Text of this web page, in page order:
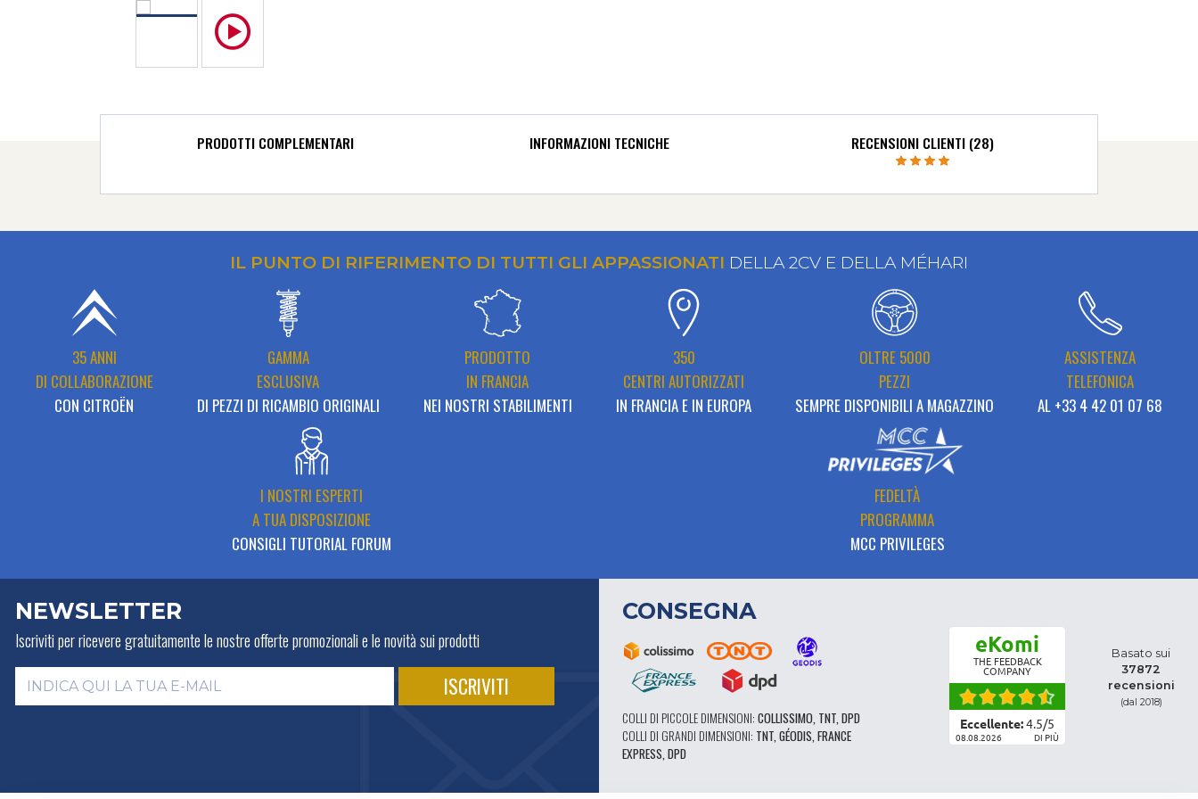
PRODOTTI COMPLEMENTARI INFORMAZIONI TECNICHE RECENSIONI CLIENTI (28)
IL PUNTO DI RIFERIMENTO DI TUTTI GLI APPASSIONATI DELLA 2CV E DELLA MÉHARI
35 ANNI
DI COLLABORAZIONE
CON CITROËN
GAMMA
ESCLUSIVA
DI PEZZI DI RICAMBIO ORIGINALI
PRODOTTO
IN FRANCIA
NEI NOSTRI STABILIMENTI
350
CENTRI AUTORIZZATI
IN FRANCIA E IN EUROPA
OLTRE 5000
PEZZI
SEMPRE DISPONIBILI A MAGAZZINO
ASSISTENZA
TELEFONICA
AL +33 4 42 01 07 68
I NOSTRI ESPERTI
A TUA DISPOSIZIONE
CONSIGLI TUTORIAL FORUM
FEDELTÀ
PROGRAMMA
MCC PRIVILEGES
NEWSLETTER
Iscriviti per ricevere gratuitamentele nostre offerte promozionali e le novità sui prodotti
CONSEGNA
COLLI DI PICCOLE DIMENSIONI: COLLISSIMO, TNT, DPD
COLLI DI GRANDI DIMENSIONI: TNT, GÉODIS, FRANCE
EXPRESS, DPD
eKomi
THE FEEDBACK
COMPANY
Eccellente:4.5/5
08.08.2026 DI PIÙ
Basato sui
37872
recensioni
(dal 2018)